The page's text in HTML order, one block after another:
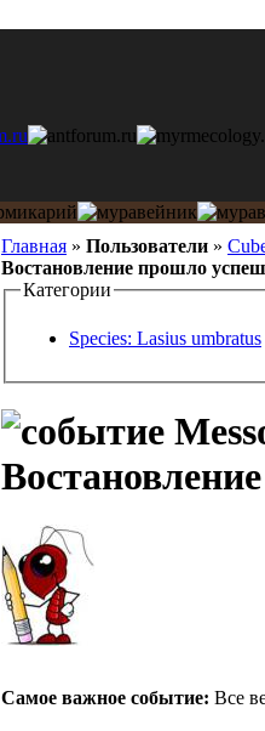
Главная » Пользователи »
Востановление прошло
Категории
Species: Lasius umbratus
Самое важное событие: Все